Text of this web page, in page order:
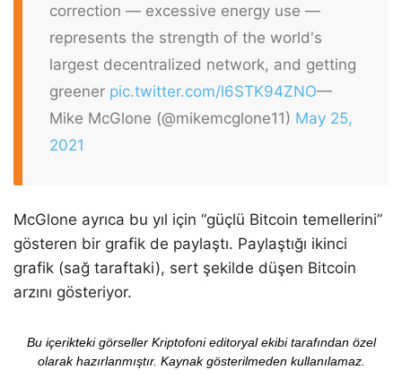
correction — excessive energy use —
represents the strength of the world's
largest decentralized network, and getting
greener pic.twitter.com/l6STK94ZNO—
Mike McGlone (@mikemcglone11) May 25,
2021
McGlone ayrıca bu yıl için “güçlü Bitcoin temellerini”
gösteren bir grafik de paylaştı. Paylaştığı ikinci
grafik (sağ taraftaki), sert şekilde düşen Bitcoin
arzını gösteriyor.
Bu içerikteki görseller Kriptofoni editoryal ekibi tarafından özel
olarak hazırlanmıştır. Kaynak gösterilmeden kullanılamaz.